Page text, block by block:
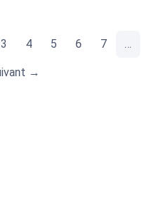
3 4 5 6 7 …
→